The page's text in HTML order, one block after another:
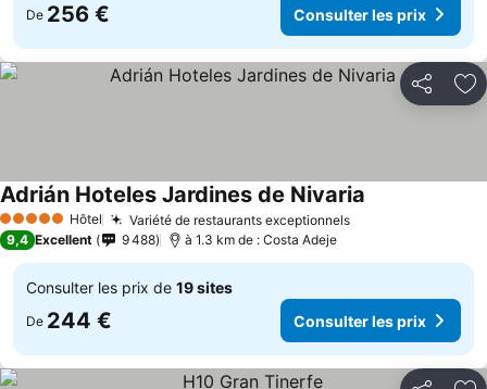
De 256 € Consulter les prix
Partager
5 Étoiles Hôtel Variété de restaurants exceptionnelsConsulter les
Adrián Hoteles Jardines de Nivaria
9,4 Excellent 9 488 à 1.3 km de : Costa Adeje
Consulter les prix de 19 sites
De 244 € Consulter les prix